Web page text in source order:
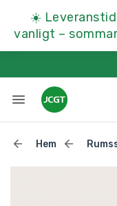
☀️
vanligt –
Hem